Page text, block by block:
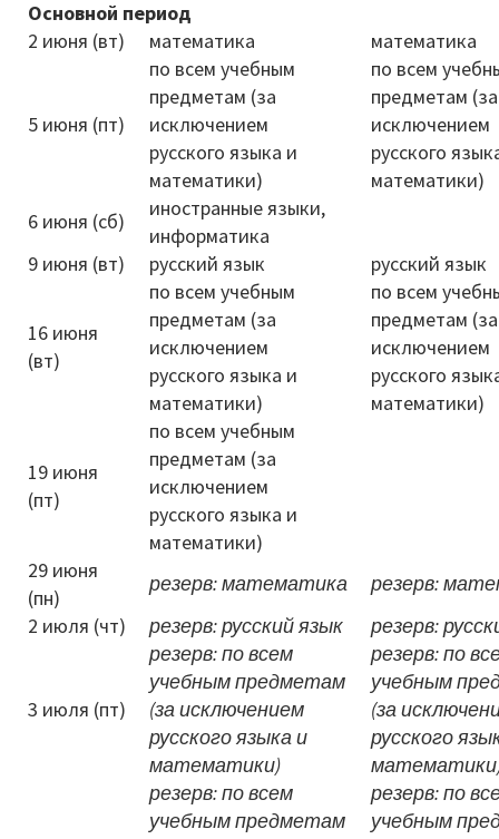
Основной период
2 июня (вт)
математика математика
5 июня (пт)
по всем учебным
предметам (за
исключением
русского языка и
математики)
по всем
предметам (за
исключением
русского
математики)
6 июня (сб)
иностранные языки,
информатика
9 июня (вт)
русский язык русский язык
16 июня
(вт)
по всем учебным
предметам (за
исключением
русского языка и
математики)
по всем
предметам (за
исключением
русского
математики)
19 июня
(пт)
по всем учебным
предметам (за
исключением
русского языка и
математики)
29 июня
(пн)
резерв: математика
резерв:
2 июля (чт)
резерв: русский язык резерв:
3 июля (пт)
резерв: по всем
учебным предметам
(за исключением
русского языка и
математики)
резерв: по
учебным
(за
русского
резерв: по всем
учебным предметам
резерв: по
учебным